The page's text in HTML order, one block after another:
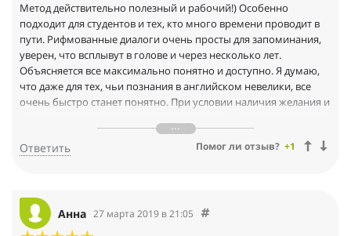
Метод действительно полезный и рабочий!) Особенно
подходит для студентов и тех, кто много времени проводит в
пути. Рифмованные диалоги очень просты для запоминания,
уверен, что всплывут в голове и через несколько лет.
Объясняется все максимально понятно и доступно. Я думаю,
что даже для тех, чьи познания в английском невелики, все
очень быстро станет понятно. При условии наличия желания и
быстро покорится. Курс Евгении Леонидовны определенно
заслуживает вашего внимания!
Ответить Помог ли отзыв? +1
Анна 27 марта 2019 в 21:05